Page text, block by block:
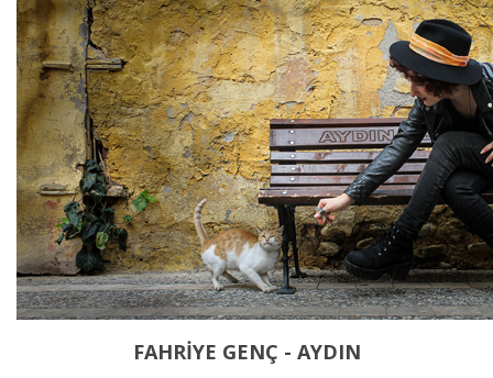
FAHRİYE GENÇ - AYDIN